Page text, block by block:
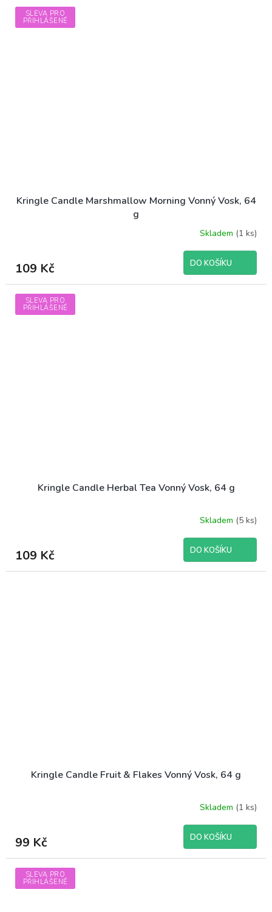
SLEVA PRO
PŘIHLÁŠENÉ
Kringle Candle Marshmallow Morning Vonný Vosk, 64
g
Skladem (1 ks)
109 Kč DO KOŠÍKU
SLEVA PRO
PŘIHLÁŠENÉ
Kringle Candle Herbal Tea Vonný Vosk, 64 g
Skladem (5 ks)
109 Kč DO KOŠÍKU
Kringle Candle Fruit & Flakes Vonný Vosk, 64 g
Skladem (1 ks)
99 Kč DO KOŠÍKU
SLEVA PRO
PŘIHLÁŠENÉ